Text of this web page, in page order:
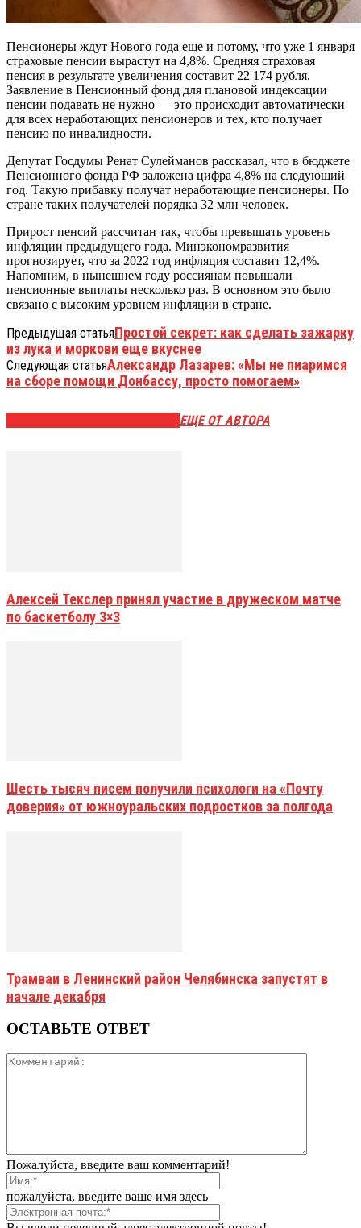
Пенсионеры ждут Нового года еще и потому, что уже 1 января
страховые пенсии вырастут на 4,8%. Средняя страховая
пенсия в результате увеличения составит 22 174 рубля.
Заявление в Пенсионный фонд для плановой индексации
пенсии подавать не нужно — это происходит автоматически
для всех неработающих пенсионеров и тех, кто получает
пенсию по инвалидности.
Депутат Госдумы Ренат Сулейманов рассказал, что в бюджете
Пенсионного фонда РФ заложена цифра 4,8% на следующий
год. Такую прибавку получат неработающие пенсионеры. По
стране таких получателей порядка 32 млн человек.
Прирост пенсий рассчитан так, чтобы превышать уровень
инфляции предыдущего года. Минэкономразвития
прогнозирует, что за 2022 год инфляция составит 12,4%.
Напомним, в нынешнем году россиянам повышали
пенсионные выплаты несколько раз. В основном это было
связано с высоким уровнем инфляции в стране.
Предыдущая статьяПростой секрет: как сделать зажарку
из лука и моркови еще вкуснее
Следующая статьяАлександр Лазарев: «Мы не пиаримся
на сборе помощи Донбассу, просто помогаем»
ЕЩЕ ОТ АВТОРА
Алексей Текслер принял участие в дружеском матче
по баскетболу 3×3
Шесть тысяч писем получили психологи на «Почту
доверия» от южноуральских подростков за полгода
Трамваи в Ленинский район Челябинска запустят в
начале декабря
ОСТАВЬТЕ ОТВЕТ
Пожалуйста, введите ваш комментарий!
пожалуйста, введите ваше имя здесь